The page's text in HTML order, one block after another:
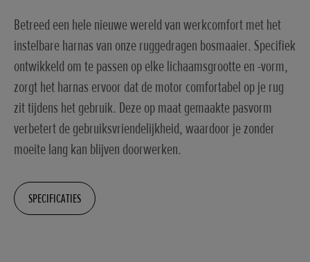
Betreed een hele nieuwe wereld van werkcomfort met het
instelbare harnas van onze ruggedragen bosmaaier. Specifiek
ontwikkeld om te passen op elke lichaamsgrootte en -vorm,
zorgt het harnas ervoor dat de motor comfortabel op je rug
zit tijdens het gebruik. Deze op maat gemaakte pasvorm
verbetert de gebruiksvriendelijkheid, waardoor je zonder
moeite lang kan blijven doorwerken.
SPECIFICATIES